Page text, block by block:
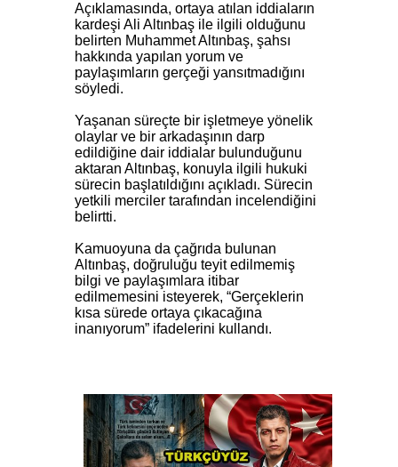
Açıklamasında, ortaya atılan iddiaların
kardeşi Ali Altınbaş ile ilgili olduğunu
belirten Muhammet Altınbaş, şahsı
hakkında yapılan yorum ve
paylaşımların gerçeği yansıtmadığını
söyledi.
Yaşanan süreçte bir işletmeye yönelik
olaylar ve bir arkadaşının darp
edildiğine dair iddialar bulunduğunu
aktaran Altınbaş, konuyla ilgili hukuki
sürecin başlatıldığını açıkladı. Sürecin
yetkili merciler tarafından incelendiğini
belirtti.
Kamuoyuna da çağrıda bulunan
Altınbaş, doğruluğu teyit edilmemiş
bilgi ve paylaşımlara itibar
edilmemesini isteyerek, “Gerçeklerin
kısa sürede ortaya çıkacağına
inanıyorum” ifadelerini kullandı.